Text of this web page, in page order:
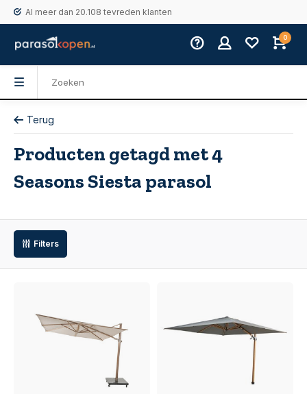
Al meer dan 20.108 tevreden klanten
0
Terug
Producten getagd met 4
Seasons Siesta parasol
Filters